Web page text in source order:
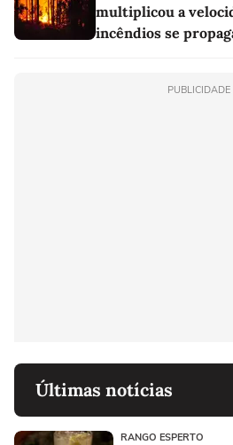
multiplicou a
incêndios se
PUBLICIDADE
Últimas notícias
RANGO ESPERTO